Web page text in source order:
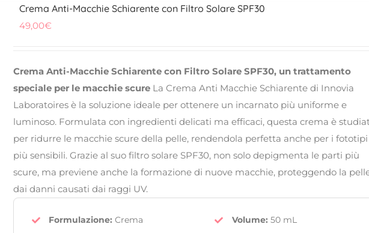
Crema Anti-Macchie Schiarente con Filtro Solare SPF30
49,00€
Crema Anti-Macchie Schiarente con Filtro Solare SPF30, un trattamento
speciale per le macchie scureLa Crema Anti Macchie Schiarente di Innovia
Laboratoires è la soluzione ideale per ottenere un incarnato più uniforme e
luminoso. Formulata con ingredienti delicati ma efficaci, questa crema è
per ridurre le macchie scure della pelle, rendendola perfetta anche per i fototipi
più sensibili. Grazie al suo filtro solare SPF30, non solo depigmenta le parti più
scure, ma previene anche la formazione di nuove macchie, proteggendo la
dai danni causati dai raggi UV.
Formulazione: Crema
Volume: 50 mL